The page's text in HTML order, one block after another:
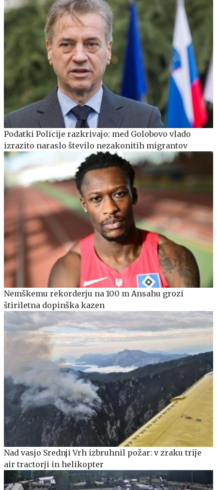
Podatki Policije razkrivajo: med Golobovo vlado
izrazito naraslo število nezakonitih migrantov
Nemškemu rekorderju na 100 m Ansahu grozi
štiriletna dopinška kazen
Nad vasjo Srednji Vrh izbruhnil požar: v zraku trije
air tractorji in helikopter